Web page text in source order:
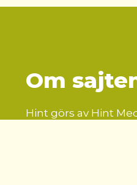
Om
Hint görs av Hint